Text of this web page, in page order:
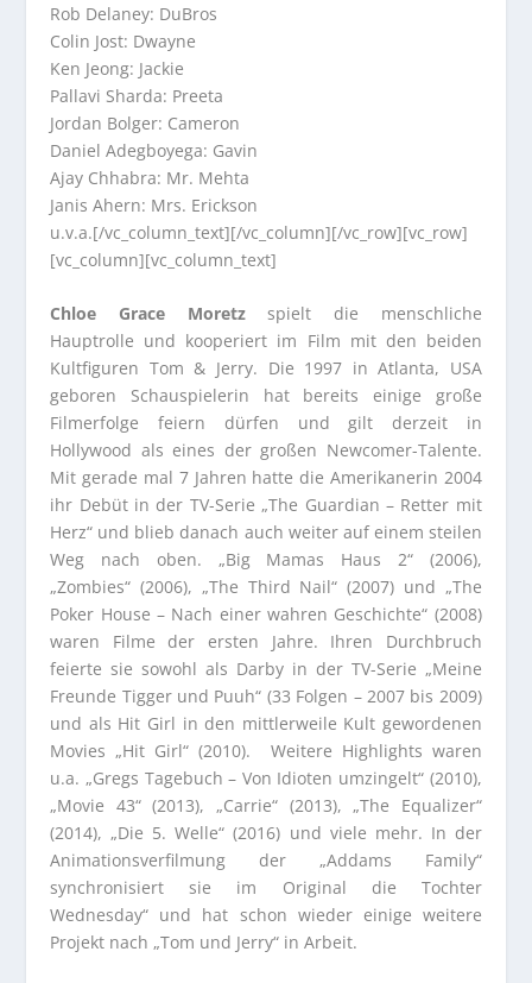
Rob Delaney: DuBros
Colin Jost: Dwayne
Ken Jeong: Jackie
Pallavi Sharda: Preeta
Jordan Bolger: Cameron
Daniel Adegboyega: Gavin
Ajay Chhabra: Mr. Mehta
Janis Ahern: Mrs. Erickson
u.v.a.[/vc_column_text][/vc_column][/vc_row][vc_row]
[vc_column][vc_column_text]
Chloe Grace Moretzspielt die menschliche
Hauptrolle und kooperiert im Film mit den beiden
Kultfiguren Tom & Jerry. Die 1997 in Atlanta, USA
geboren Schauspielerin hat bereits einige große
Filmerfolge feiern dürfen und gilt derzeit in
Hollywood als eines der großen Newcomer-Talente.
Mit gerade mal 7 Jahren hatte die Amerikanerin 2004
ihr Debüt in der TV-Serie „The Guardian – Retter mit
Herz“ und blieb danach auch weiter auf einem steilen
Weg nach oben. „Big Mamas Haus 2“ (2006),
„Zombies“ (2006), „The Third Nail“ (2007) und „The
Poker House – Nach einer wahren Geschichte“ (2008)
waren Filme der ersten Jahre. Ihren Durchbruch
feierte sie sowohl als Darby in der TV-Serie „Meine
Freunde Tigger und Puuh“ (33 Folgen – 2007 bis 2009)
und als Hit Girl in den mittlerweile Kult gewordenen
Movies „Hit Girl“ (2010). Weitere Highlights waren
u.a. „Gregs Tagebuch – Von Idioten umzingelt“ (2010),
„Movie 43“ (2013), „Carrie“ (2013), „The Equalizer“
(2014), „Die 5. Welle“ (2016) und viele mehr. In der
Animationsverfilmung der „Addams Family“
synchronisiert sie im Original die Tochter
Wednesday“ und hat schon wieder einige weitere
Projekt nach „Tom und Jerry“ in Arbeit.